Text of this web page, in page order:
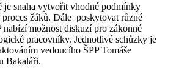
je snaha vytvořit vhodné podmínky
žáků. Dále poskytovat různé
nabízí možnost diskuzí pro zákonné
pracovníky. Jednotlivé schůzky je
vedoucího ŠPP Tomáše
Bakaláři.